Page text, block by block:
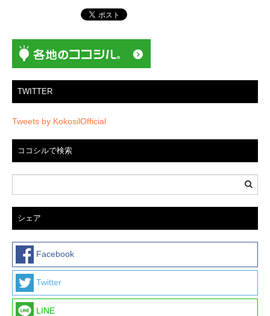
ン
TWITTER
Tweets by KokosilOfficial
ココシルで検索
シェア
Facebook
Twitter
LINE